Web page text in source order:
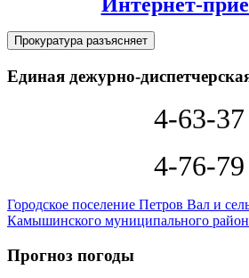
Прокуратура разъясняет
Единая дежурно-
4-63-37
4-76-79
Городское поселение Петров Вал и
Камышинского муниципального
Прогноз погоды